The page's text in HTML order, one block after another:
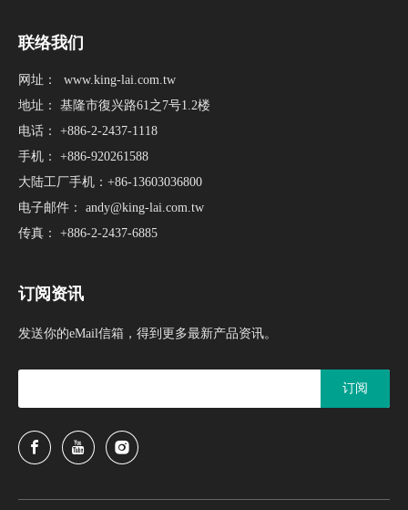
联络我们
网址： www.king-lai.com.tw
地址： 基隆市復兴路61之7号1.2楼
电话： +886-2-2437-1118
手机： +886-920261588
大陆工厂手机：+86-13603036800
电子邮件： andy@king-lai.com.tw
传真： +886-2-2437-6885
订阅资讯
发送你的eMail信箱，得到更多最新产品资讯。
订阅